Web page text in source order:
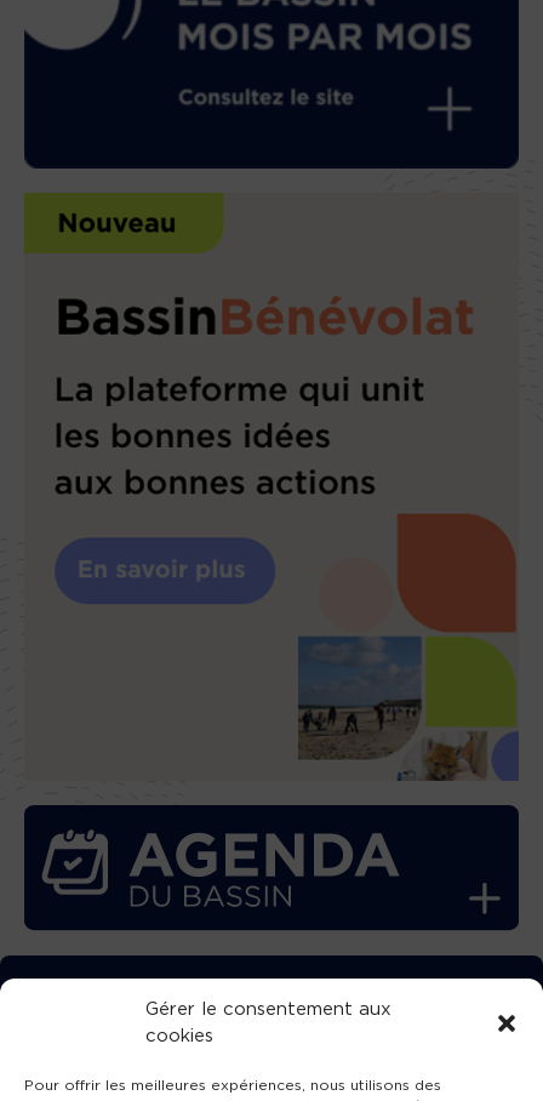
Gérer le consentement aux
cookies
Pour offrir les meilleures expériences, nous utilisons des
TÉLÉCHARGEZ GRATUITEMENT
L’APPLICATION TVBA !